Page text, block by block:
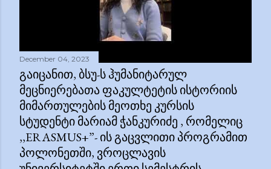
December 04, 2023
ᲒᲐᲘᲪᲐᲜᲘᲗ, ᲑᲡᲣ-Ს ᲰᲣᲛᲐᲜᲘᲢᲐᲠᲣᲚ
ᲛᲔᲪᲜᲘᲔᲠᲔᲑᲐᲗᲐ ᲤᲐᲙᲣᲚᲢᲔᲢᲘᲡ ᲘᲡᲢᲝᲠᲘᲘᲡ
ᲛᲘᲛᲐᲠᲗᲣᲚᲔᲑᲘᲡ ᲛᲔᲝᲗᲮᲔ ᲙᲣᲠᲡᲘᲡ
ᲡᲢᲣᲓᲔᲜᲢᲘ ᲛᲐᲠᲘᲐᲛ ᲭᲐᲜᲙᲣᲠᲘᲫᲔ , ᲠᲝᲛᲔᲚᲘᲪ
,,ERASMUS+”- ᲘᲡ ᲒᲐᲪᲕᲚᲘᲗᲘ ᲞᲠᲝᲒᲠᲐᲛᲘᲗ
ᲞᲝᲚᲝᲜᲔᲗᲨᲘ, ᲕᲠᲝᲪᲚᲐᲕᲘᲡ